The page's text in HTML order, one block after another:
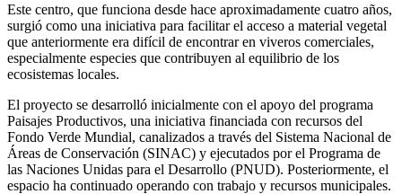
Este centro, que funciona desde hace aproximadamente cuatro años,
surgió como una iniciativa para facilitar el acceso a material vegetal
que anteriormente era difícil de encontrar en viveros comerciales,
especialmente especies que contribuyen al equilibrio de los
ecosistemas locales.
El proyecto se desarrolló inicialmente con el apoyo del programa
Paisajes Productivos, una iniciativa financiada con recursos del
Fondo Verde Mundial, canalizados a través del Sistema Nacional de
Áreas de Conservación (SINAC) y ejecutados por el Programa de
las Naciones Unidas para el Desarrollo (PNUD). Posteriormente, el
espacio ha continuado operando con trabajo y recursos municipales.